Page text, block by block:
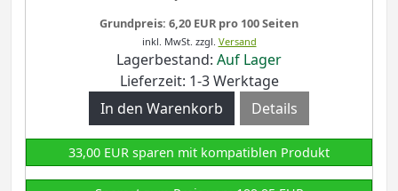
Grundpreis: 6,20 EUR pro 100 Seiten
inkl. MwSt. zzgl. Versand
Lagerbestand: Auf Lager
Lieferzeit: 1-3 Werktage
Details
33,00 EUR sparen mit kompatiblen Produkt